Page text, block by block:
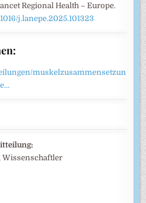
Regional Health – Europe.
j.lanepe.2025.101323
muskelzusammensetzun
Wissenschaftler